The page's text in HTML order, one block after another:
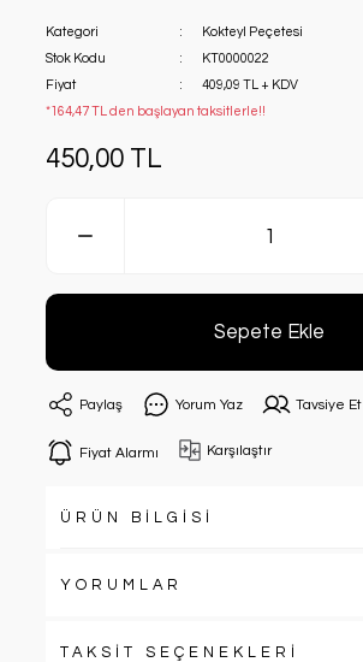
Kategori
Kokteyl Peçetesi
Stok Kodu
KT0000022
Fiyat
409,09 TL + KDV
*164,47 TL den başlayan taksitlerle!!
450,00 TL
Sepete Ekle
Paylaş Yorum Yaz Tavsiye Et
Fiyat Alarmı Karşılaştır
ÜRÜN BİLGİSİ
YORUMLAR
TAKSİT SEÇENEKLERİ